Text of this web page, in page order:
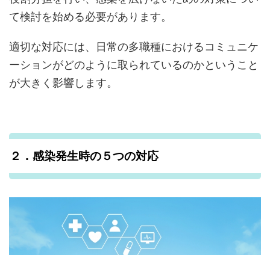
て検討を始める必要があります。
適切な対応には、日常の多職種におけるコミュニケ
ーションがどのように取られているのかということ
が大きく影響します。
２．感染発生時の５つの対応